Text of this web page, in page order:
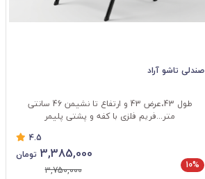
صندلی تاشو آراد
طول 43،عرض 43 و ارتفاع تا نشیمن 46 سانتی
متر...فریم فلزی با کفه و پشتی پلیمر
4.5
10%
3,385,000 تومان
3,750,000